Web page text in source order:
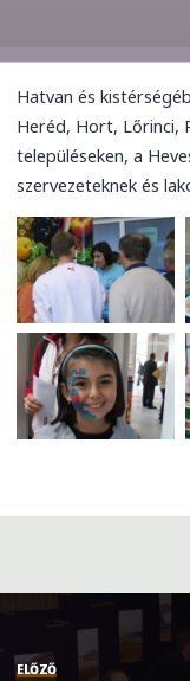
Hatvan és
Heréd, Hort, Lőrinci,
településeken, a
szervezeteknek és
ELŐZŐ